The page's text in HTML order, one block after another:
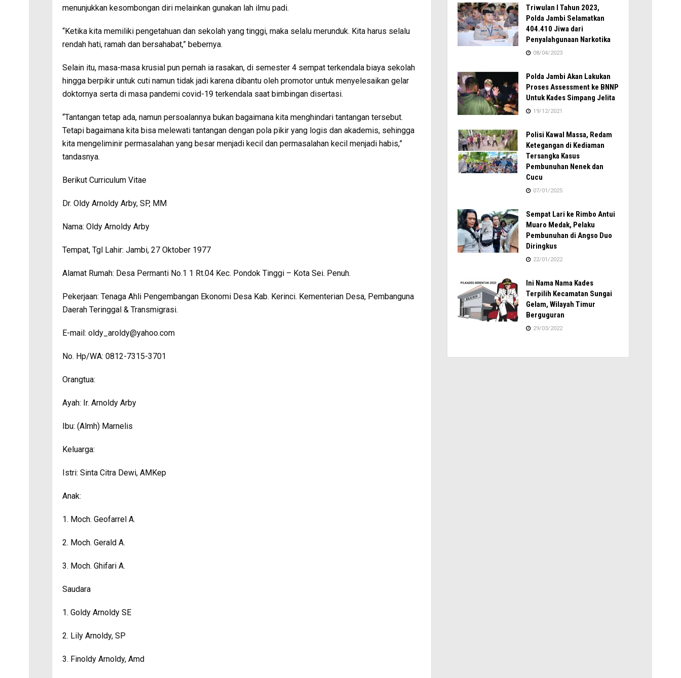
menunjukkan kesombongan diri melainkan gunakan lah ilmu padi.
“Ketika kita memiliki pengetahuan dan sekolah yang tinggi, maka selalu merunduk. Kita harus selalu
rendah hati, ramah dan bersahabat,” bebernya.
Selain itu, masa-masa krusial pun pernah ia rasakan, di semester 4 sempat terkendala biaya sekolah
hingga berpikir untuk cuti namun tidak jadi karena dibantu oleh promotor untuk menyelesaikan gelar
doktornya serta di masa pandemi covid-19 terkendala saat bimbingan disertasi.
“Tantangan tetap ada, namun persoalannya bukan bagaimana kita menghindari tantangan tersebut.
Tetapi bagaimana kita bisa melewati tantangan dengan pola pikir yang logis dan akademis, sehingga
kita mengeliminir permasalahan yang besar menjadi kecil dan permasalahan kecil menjadi habis,”
tandasnya.
Berikut Curriculum Vitae
Dr. Oldy Arnoldy Arby, SP, MM
Nama: Oldy Arnoldy Arby
Tempat, Tgl Lahir: Jambi, 27 Oktober 1977
Alamat Rumah: Desa Permanti No.1 1 Rt.04 Kec. Pondok Tinggi – Kota Sei. Penuh.
Pekerjaan: Tenaga Ahli Pengembangan Ekonomi Desa Kab. Kerinci. Kementerian Desa, Pembanguna
Daerah Teringgal & Transmigrasi.
E-mail: oldy_aroldy@yahoo.com
No. Hp/WA: 0812-7315-3701
Orangtua:
Ayah: Ir. Arnoldy Arby
Ibu: (Almh) Marnelis
Keluarga:
Istri: Sinta Citra Dewi, AMKep
Anak:
1. Moch. Geofarrel A.
2. Moch. Gerald A.
3. Moch. Ghifari A.
Saudara
1. Goldy Arnoldy SE
2. Lily Arnoldy, SP
3. Finoldy Arnoldy, Amd
Triwulan I Tahun 2023,
Polda Jambi Selamatkan
404.410 Jiwa dari
Penyalahgunaan Narkotika
08/04/2023
Polda Jambi Akan Lakukan
Proses Assessment ke BNNP
Untuk Kades Simpang Jelita
19/12/2021
Polisi Kawal Massa, Redam
Ketegangan di Kediaman
Tersangka Kasus
Pembunuhan Nenek dan
Cucu
07/01/2025
Sempat Lari ke Rimbo Antui
Muaro Medak, Pelaku
Pembunuhan di Angso Duo
Diringkus
22/01/2022
Ini Nama Nama Kades
Terpilih Kecamatan Sungai
Gelam, Wilayah Timur
Berguguran
29/03/2022